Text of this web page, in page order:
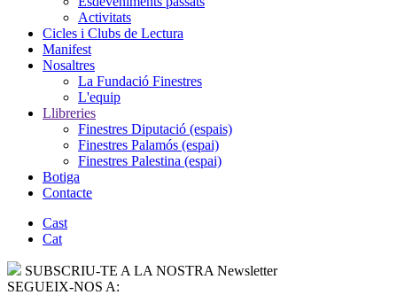
Activitats
Cicles i Clubs de Lectura
Manifest
Nosaltres
La Fundació Finestres
L'equip
Llibreries
Finestres Diputació (espais)
Finestres Palamós (espai)
Finestres Palestina (espai)
Botiga
Contacte
Cast
Cat
SUBSCRIU-TE A LA NOSTRA Newsletter
SEGUEIX-NOS A: